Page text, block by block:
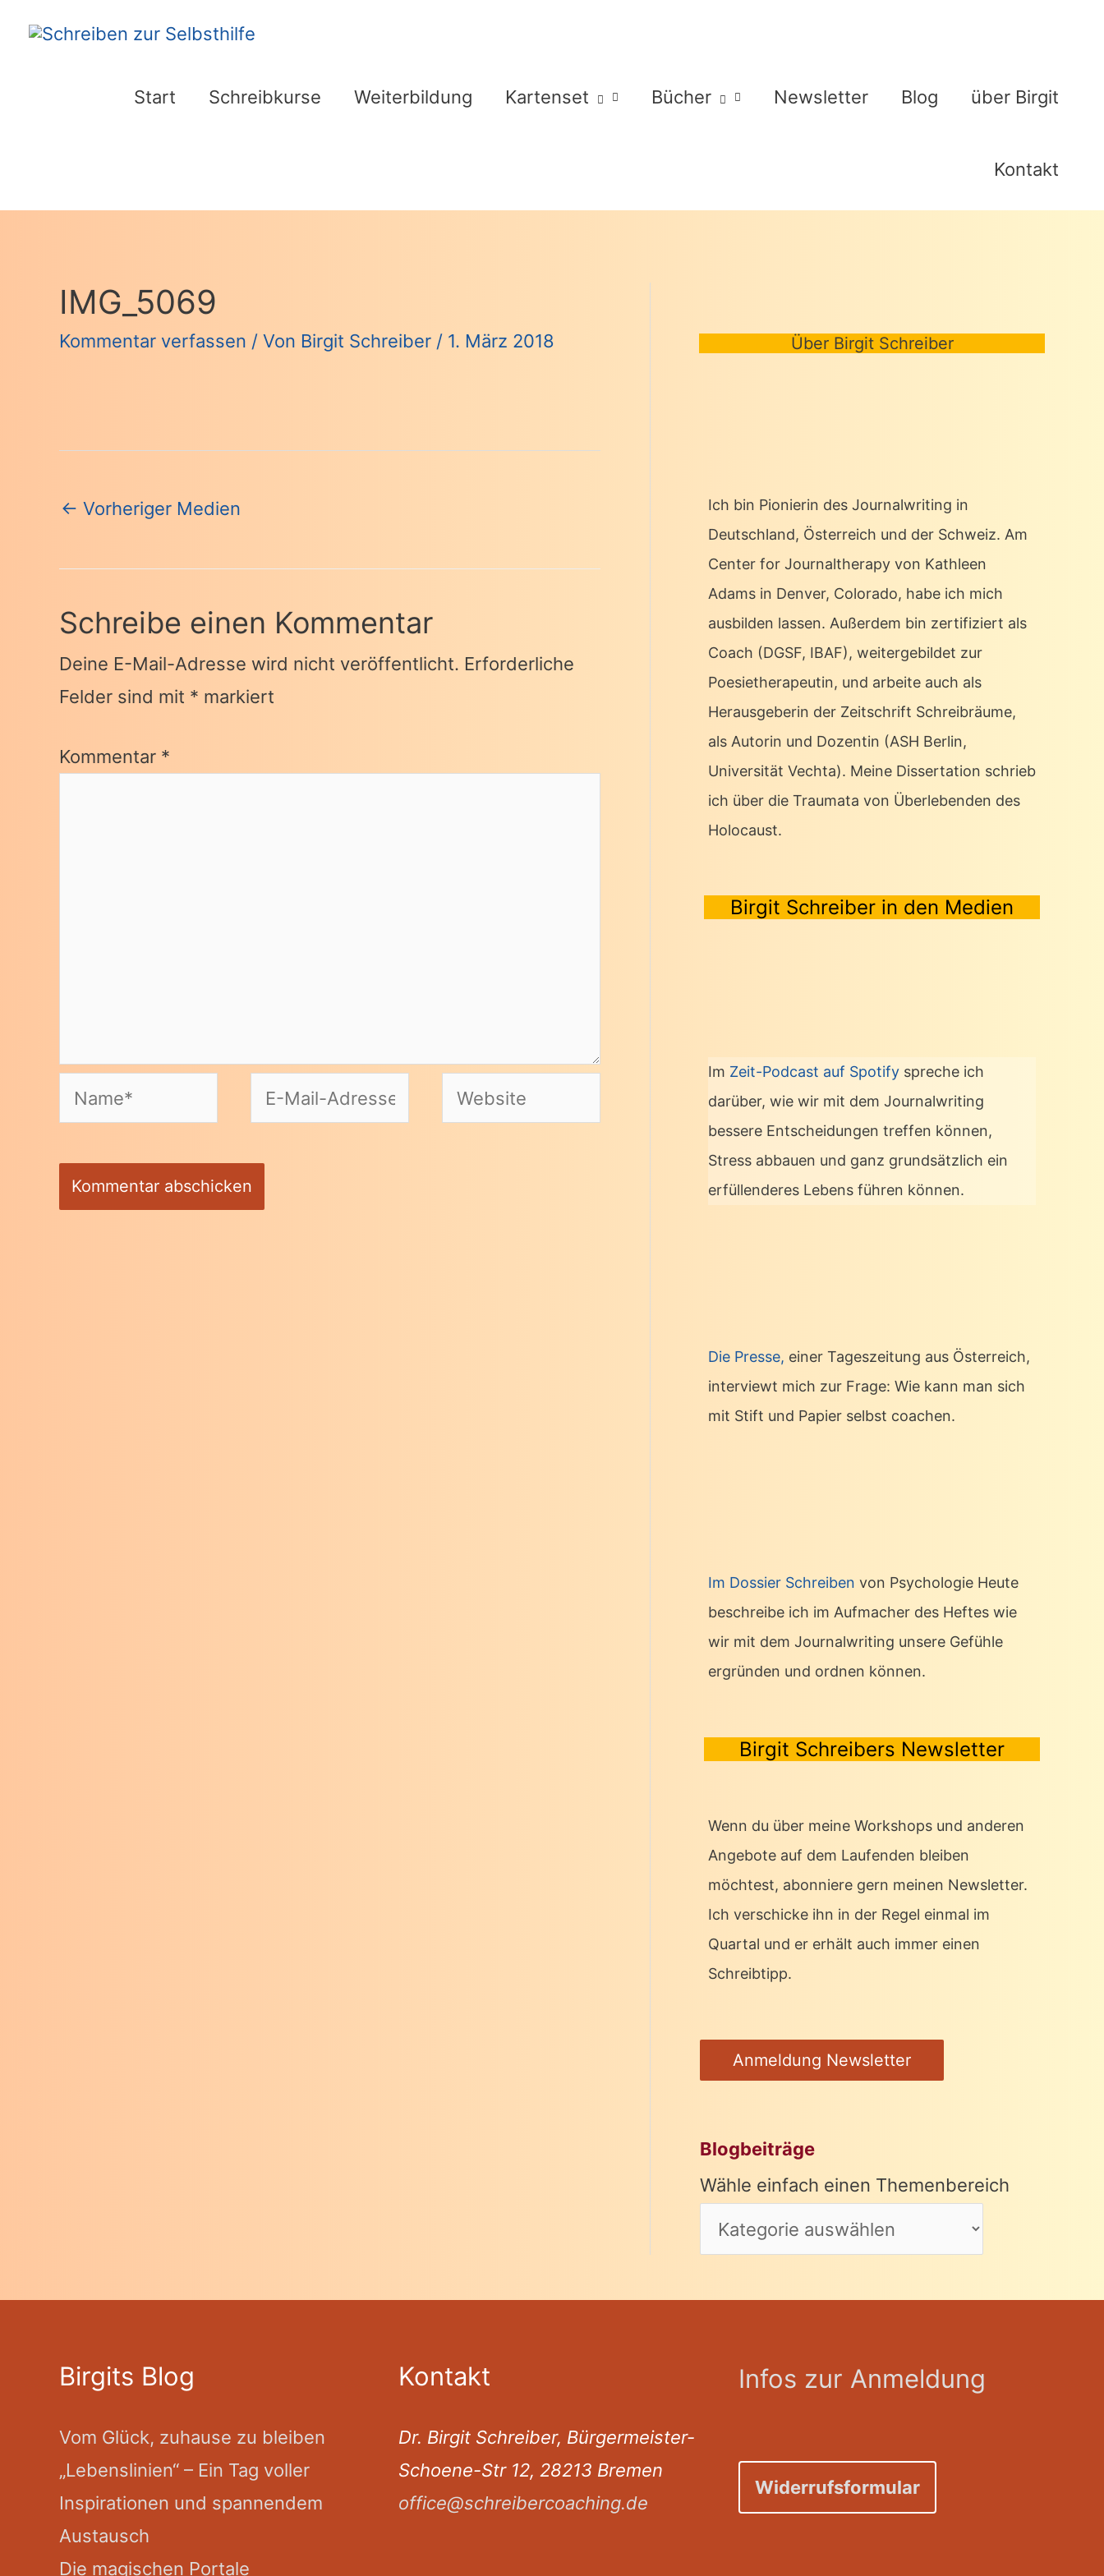
Start Schreibkurse Weiterbildung Kartenset Bücher Newsletter Blog über Birgit
Kontakt
IMG_5069
Kommentar verfassen / Von Birgit Schreiber / 1. März 2018
Beitragsnavigation
← Vorheriger Medien
Schreibe einen Kommentar
Deine E-Mail-Adresse wird nicht veröffentlicht. Erforderliche
Felder sind mit * markiert
Kommentar *
Name*
E-
Mail-
Website
Über Birgit Schreiber
Ich bin Pionierin des Journalwriting in
Deutschland, Österreich und der Schweiz. Am
Center for Journaltherapy von Kathleen
Adams in Denver, Colorado, habe ich mich
ausbilden lassen. Außerdem bin zertifiziert als
Coach (DGSF, IBAF), weitergebildet zur
Poesietherapeutin, und arbeite auch als
Herausgeberin der Zeitschrift Schreibräume,
als Autorin und Dozentin (ASH Berlin,
Universität Vechta). Meine Dissertation schrieb
ich über die Traumata von Überlebenden des
Holocaust.
Birgit Schreiber in den Medien
Im Zeit-Podcast auf Spotify spreche ich
darüber, wie wir mit dem Journalwriting
bessere Entscheidungen treffen können,
Stress abbauen und ganz grundsätzlich ein
erfüllenderes Lebens führen können.
Die Presse, einer Tageszeitung aus Österreich,
interviewt mich zur Frage: Wie kann man sich
mit Stift und Papier selbst coachen.
Im Dossier Schreiben von Psychologie Heute
beschreibe ich im Aufmacher des Heftes wie
wir mit dem Journalwriting unsere Gefühle
ergründen und ordnen können.
Birgit Schreibers Newsletter
Wenn du über meine Workshops und anderen
Angebote auf dem Laufenden bleiben
möchtest, abonniere gern meinen Newsletter.
Ich verschicke ihn in der Regel einmal im
Quartal und er erhält auch immer einen
Schreibtipp.
Anmeldung Newsletter
Blogbeiträge
Wähle einfach einen Themenbereich
Birgits Blog
Vom Glück, zuhause zu bleiben
„Lebenslinien“ – Ein Tag voller
Inspirationen und spannendem
Austausch
Die magischen Portale
Kontakt
Dr. Birgit Schreiber, Bürgermeister-
Schoene-Str 12, 28213 Bremen
office@schreibercoaching.de
Infos zur Anmeldung
Widerrufsformular